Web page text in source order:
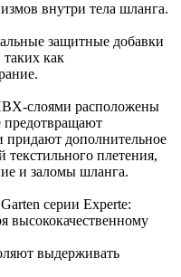
внутри тела шланга.
защитные добавки
как
слоями расположены
предотвращают
придают дополнительное
текстильного плетения,
и заломы шланга.
серии Experte:
высококачественному
выдерживать